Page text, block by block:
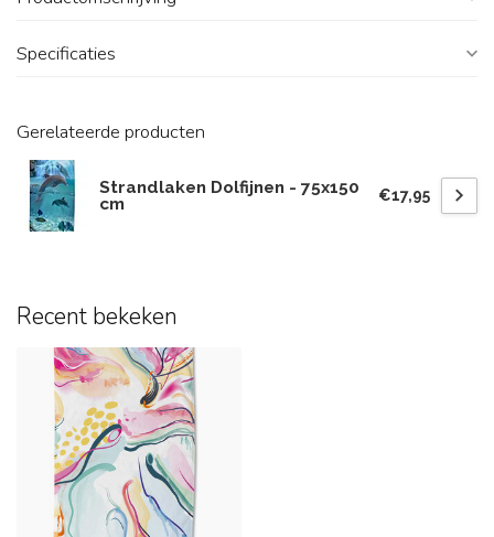
Specificaties
Gerelateerde producten
Strandlaken Dolfijnen - 75x150
cm
€17,95
Recent bekeken